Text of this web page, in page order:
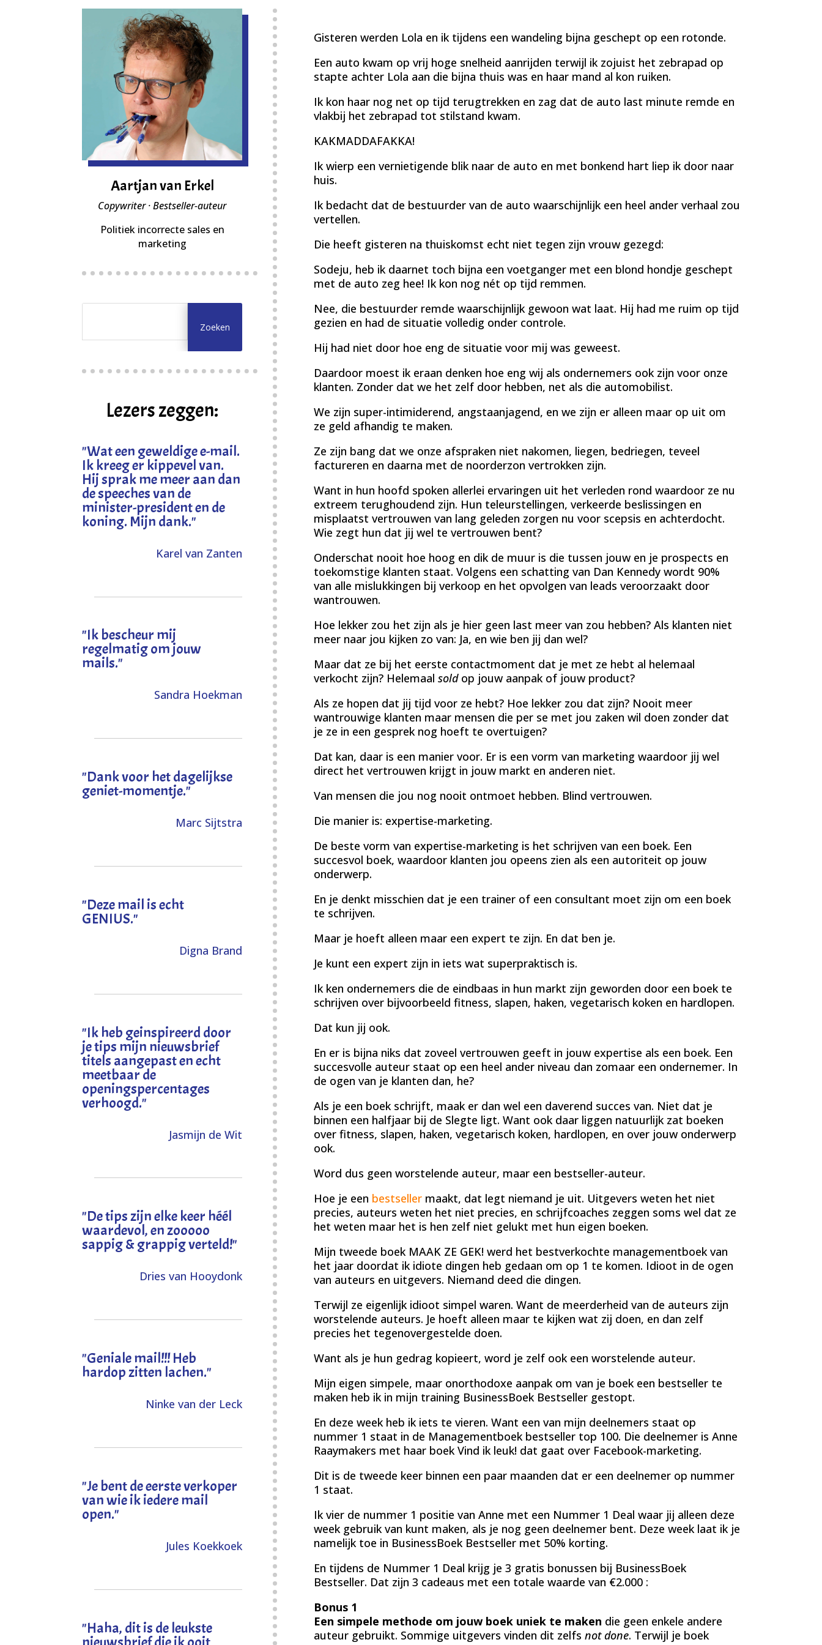
Aartjan van Erkel
Copywriter · Bestseller-auteur
Politiek incorrecte sales en
marketing
Lezers zeggen:
"Wat een geweldige e-mail.
Ik kreeg er kippevel van.
Hij sprak me meer aan dan
de speeches van de
minister-president en de
koning. Mijn dank."
Karel van Zanten
"Ik bescheur mij
regelmatig om jouw
mails."
Sandra Hoekman
"Dank voor het dagelijkse
geniet-momentje."
Marc Sijtstra
"Deze mail is echt
GENIUS."
Digna Brand
"Ik heb geinspireerd door
je tips mijn nieuwsbrief
titels aangepast en echt
meetbaar de
openingspercentages
verhoogd."
Jasmijn de Wit
"De tips zijn elke keer héél
waardevol, en zooooo
sappig & grappig verteld!"
Dries van Hooydonk
"Geniale mail!!! Heb
hardop zitten lachen."
Ninke van der Leck
"Je bent de eerste verkoper
van wie ik iedere mail
open."
Jules Koekkoek
"Haha, dit is de leukste
Gisteren werden Lola en ik tijdens een wandeling bijna geschept op een rotonde.
Een auto kwam op vrij hoge snelheid aanrijden terwijl ik zojuist het zebrapad op
stapte achter Lola aan die bijna thuis was en haar mand al kon ruiken.
Ik kon haar nog net op tijd terugtrekken en zag dat de auto last minute remde en
vlakbij het zebrapad tot stilstand kwam.
KAKMADDAFAKKA!
Ik wierp een vernietigende blik naar de auto en met bonkend hart liep ik door naar
huis.
Ik bedacht dat de bestuurder van de auto waarschijnlijk een heel ander verhaal zou
vertellen.
Die heeft gisteren na thuiskomst echt niet tegen zijn vrouw gezegd:
Sodeju, heb ik daarnet toch bijna een voetganger met een blond hondje geschept
met de auto zeg hee! Ik kon nog nét op tijd remmen.
Nee, die bestuurder remde waarschijnlijk gewoon wat laat. Hij had me ruim op tijd
gezien en had de situatie volledig onder controle.
Hij had niet door hoe eng de situatie voor mij was geweest.
Daardoor moest ik eraan denken hoe eng wij als ondernemers ook zijn voor onze
klanten. Zonder dat we het zelf door hebben, net als die automobilist.
We zijn super-intimiderend, angstaanjagend, en we zijn er alleen maar op uit om
ze geld afhandig te maken.
Ze zijn bang dat we onze afspraken niet nakomen, liegen, bedriegen, teveel
factureren en daarna met de noorderzon vertrokken zijn.
Want in hun hoofd spoken allerlei ervaringen uit het verleden rond waardoor ze nu
extreem terughoudend zijn. Hun teleurstellingen, verkeerde beslissingen en
misplaatst vertrouwen van lang geleden zorgen nu voor scepsis en achterdocht.
Wie zegt hun dat jij wel te vertrouwen bent?
Onderschat nooit hoe hoog en dik de muur is die tussen jouw en je prospects en
toekomstige klanten staat. Volgens een schatting van Dan Kennedy wordt 90%
van alle mislukkingen bij verkoop en het opvolgen van leads veroorzaakt door
wantrouwen.
Hoe lekker zou het zijn als je hier geen last meer van zou hebben? Als klanten niet
meer naar jou kijken zo van: Ja, en wie ben jij dan wel?
Maar dat ze bij het eerste contactmoment dat je met ze hebt al helemaal
verkocht zijn? Helemaal soldop jouw aanpak of jouw product?
Als ze hopen dat jij tijd voor ze hebt? Hoe lekker zou dat zijn? Nooit meer
wantrouwige klanten maar mensen die per se met jou zaken wil doen zonder dat
je ze in een gesprek nog hoeft te overtuigen?
Dat kan, daar is een manier voor. Er is een vorm van marketing waardoor jij wel
direct het vertrouwen krijgt in jouw markt en anderen niet.
Van mensen die jou nog nooit ontmoet hebben. Blind vertrouwen.
Die manier is: expertise-marketing.
De beste vorm van expertise-marketing is het schrijven van een boek. Een
succesvol boek, waardoor klanten jou opeens zien als een autoriteit op jouw
onderwerp.
En je denkt misschien dat je een trainer of een consultant moet zijn om een boek
te schrijven.
Maar je hoeft alleen maar een expert te zijn. En dat ben je.
Je kunt een expert zijn in iets wat superpraktisch is.
Ik ken ondernemers die de eindbaas in hun markt zijn geworden door een boek te
schrijven over bijvoorbeeld fitness, slapen, haken, vegetarisch koken en hardlopen.
Dat kun jij ook.
En er is bijna niks dat zoveel vertrouwen geeft in jouw expertise als een boek. Een
succesvolle auteur staat op een heel ander niveau dan zomaar een ondernemer. In
de ogen van je klanten dan, he?
Als je een boek schrijft, maak er dan wel een daverend succes van. Niet dat je
binnen een halfjaar bij de Slegte ligt. Want ook daar liggen natuurlijk zat boeken
over fitness, slapen, haken, vegetarisch koken, hardlopen, en over jouw onderwerp
ook.
Word dus geen worstelende auteur, maar een bestseller-auteur.
Hoe je een bestsellermaakt, dat legt niemand je uit. Uitgevers weten het niet
precies, auteurs weten het niet precies, en schrijfcoaches zeggen soms wel dat ze
het weten maar het is hen zelf niet gelukt met hun eigen boeken.
Mijn tweede boek MAAK ZE GEK! werd het bestverkochte managementboek van
het jaar doordat ik idiote dingen heb gedaan om op 1 te komen. Idioot in de ogen
van auteurs en uitgevers. Niemand deed die dingen.
Terwijl ze eigenlijk idioot simpel waren. Want de meerderheid van de auteurs zijn
worstelende auteurs. Je hoeft alleen maar te kijken wat zij doen, en dan zelf
precies het tegenovergestelde doen.
Want als je hun gedrag kopieert, word je zelf ook een worstelende auteur.
Mijn eigen simpele, maar onorthodoxe aanpak om van je boek een bestseller te
maken heb ik in mijn training BusinessBoek Bestseller gestopt.
En deze week heb ik iets te vieren. Want een van mijn deelnemers staat op
nummer 1 staat in de Managementboek bestseller top 100. Die deelnemer is Anne
Raaymakers met haar boek Vind ik leuk! dat gaat over Facebook-marketing.
Dit is de tweede keer binnen een paar maanden dat er een deelnemer op nummer
1 staat.
Ik vier de nummer 1 positie van Anne met een Nummer 1 Deal waar jij alleen deze
week gebruik van kunt maken, als je nog geen deelnemer bent. Deze week laat ik je
namelijk toe in BusinessBoek Bestseller met 50% korting.
En tijdens de Nummer 1 Deal krijg je 3 gratis bonussen bij BusinessBoek
Bestseller. Dat zijn 3 cadeaus met een totale waarde van €2.000 :
Bonus 1
Een simpele methode om jouw boek uniek te maken die geen enkele andere
auteur gebruikt. Sommige uitgevers vinden dit zelfs not done. Terwijl je boek